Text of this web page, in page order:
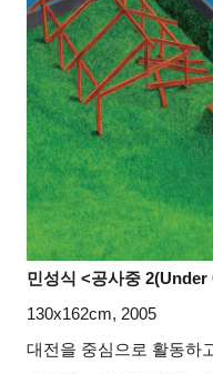
민성식 <공사중
130x162cm, 2005
대전을 중심으로 활동하